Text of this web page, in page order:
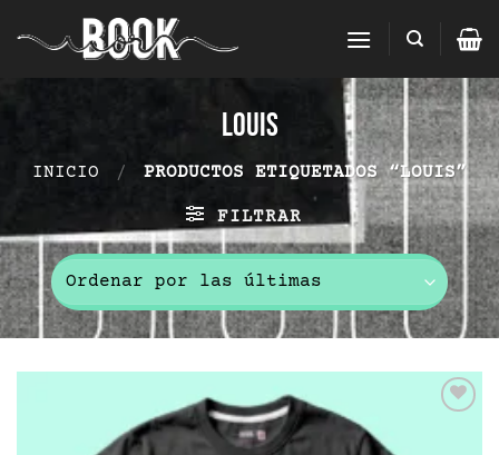
al
louis
INICIO / PRODUCTOS ETIQUETADOS “LOUIS”
FILTRAR